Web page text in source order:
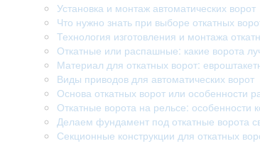
Установка и монтаж автоматических ворот
Что нужно знать при выборе откатных
Технология изготовления и монтажа
Откатные или распашные: какие ворота
Материал для откатных ворот:
Виды приводов для автоматических ворот
Основа откатных ворот или особенности
Откатные ворота на рельсе: особенности
Делаем фундамент под откатные ворота
Секционные конструкции для откатных